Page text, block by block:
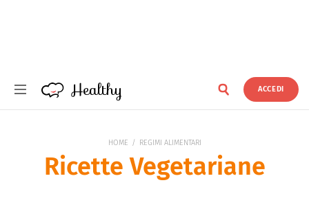
Healthy
Healthy ACCEDI
HOME REGIMI ALIMENTARI
Ricette Vegetariane